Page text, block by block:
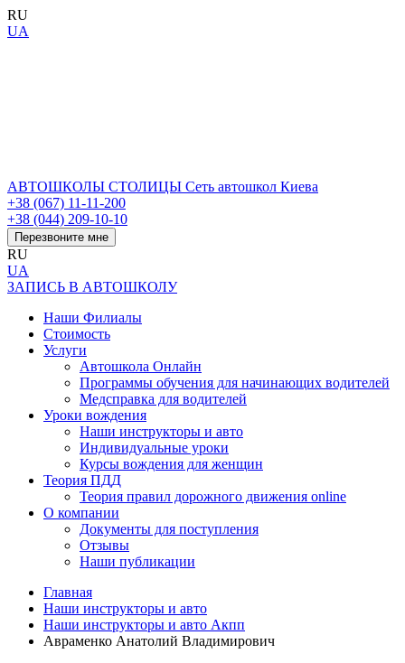
RU
UA
АВТОШКОЛЫ СТОЛИЦЫ Сеть автошкол Киева
+38 (067) 11-11-200
+38 (044) 209-10-10
Перезвоните мне
RU
UA
ЗАПИСЬ В АВТОШКОЛУ
Наши Филиалы
Стоимость
Услуги
Автошкола Онлайн
Программы обучения для начинающих водителей
Медсправка для водителей
Уроки вождения
Наши инструкторы и авто
Индивидуальные уроки
Курсы вождения для женщин
Теория ПДД
Теория правил дорожного движения online
О компании
Документы для поступления
Отзывы
Наши публикации
Главная
Наши инструкторы и авто
Наши инструкторы и авто Акпп
Авраменко Анатолий Владимирович